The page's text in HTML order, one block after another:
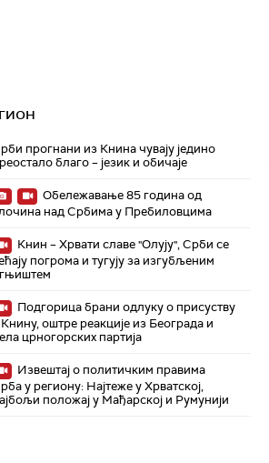
прогнани из Книна чувају једино
благо – језик и обичаје
Обележавање 85 година од
над Србима у Пребиловцима
Книн – Хрвати славе "Олују", Срби се
погрома и тугују за изгубљеним
Подгорица брани одлуку о присуству
оштре реакције из Београда и
црногорских партија
Извештај о политичким правима
у региону: Најтеже у Хрватској,
положај у Мађарској и Румунији